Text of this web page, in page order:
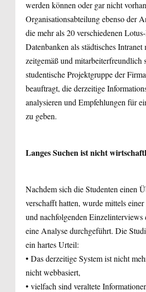
werden können oder gar nicht
Organisationsabteilung ebenso der
die mehr als 20 verschiedenen
Datenbanken als städtisches Intranet
zeitgemäß und mitarbeiterfreundlich
studentische Projektgruppe der
beauftragt, die derzeitige
analysieren und Empfehlungen für
zu geben.
Langes Suchen ist nicht
Nachdem sich die Studenten einen
verschafft hatten, wurde mittels
und nachfolgenden Einzelinterviews
eine Analyse durchgeführt. Die
ein hartes Urteil:
• Das derzeitige System ist nicht
nicht webbasiert,
• vielfach sind veraltete